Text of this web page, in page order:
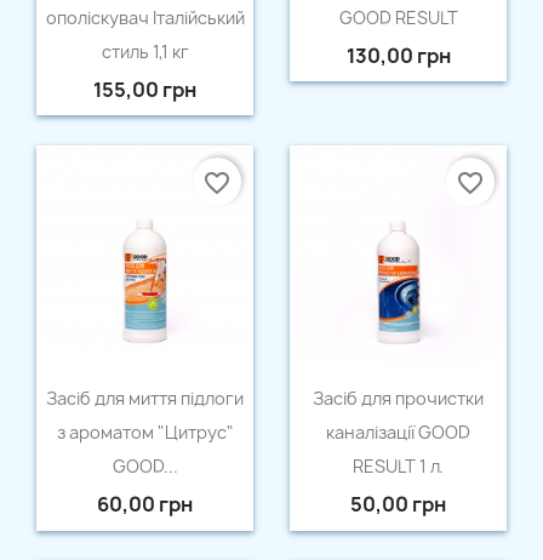
ополiскувач Італійський
стиль 1,1 кг
155,00 грн
GOOD RESULT
130,00 грн
 Швидкий перегляд
Засіб для миття підлоги
з ароматом "Цитрус"
GOOD...
60,00 грн
favorite_border
Швидкий перегляд
Засіб для прочистки
каналізації GOOD
RESULT 1 л.
50,00 грн
favorite_border